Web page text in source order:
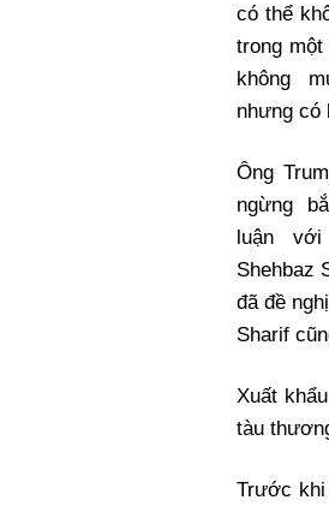
có thể
trong
không
nhưng có
Ông
ngừng
luận với
Shehbaz
đã đề
Sharif
Xuất
tàu
Trước khi